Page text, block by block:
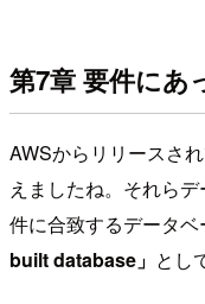
第7章 要件にあ
AWSからリリースさ
えましたね。それら
件に合致するデータ
built database」 とし